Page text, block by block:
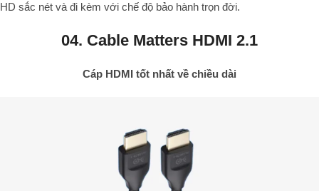
HD sắc nét và đi kèm với chế độ bảo hành trọn đời.
04. Cable Matters HDMI 2.1
Cáp HDMI tốt nhất về chiều dài